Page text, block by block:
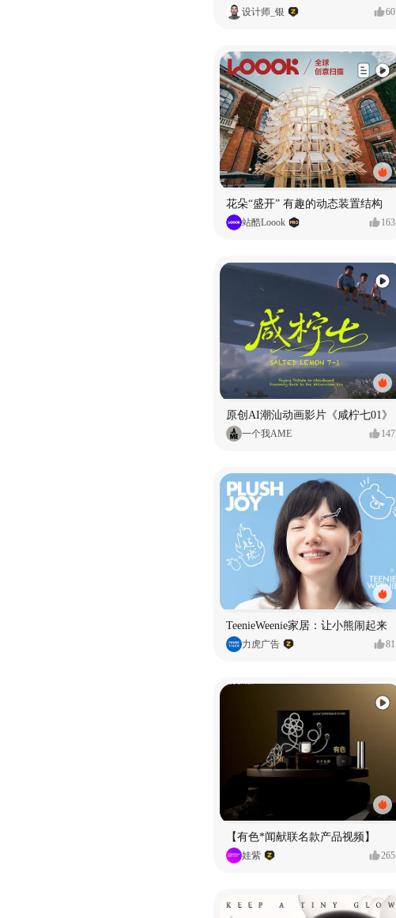
设计师_银 60
花朵“盛开” 有趣的动态装置结构
站酷Loook 163
原创AI潮汕动画影片《咸柠七01》
一个我AME 147
TeenieWeenie家居：让小熊闹起来
力虎广告 81
【有色*闻献联名款产品视频】
娃紫 265